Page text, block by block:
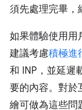
須先處理完畢，
如果體驗使用用
建議考慮積極進
和 INP，並延遲
要的內容。對於
繪可做為這些問